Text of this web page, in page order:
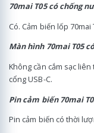
70mai T05 có chống
Có. Cảm biến lốp
Màn hình 70mai T05
Không cần cắm sạc
cổng USB-C.
Pin cảm biến 70mai
Pin cảm biến có thời